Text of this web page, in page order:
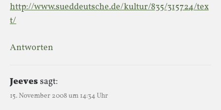
http://www.sueddeutsche.de/kultur/835/315724/tex
t/
Antworten
Jeevessagt:
15. November 2008 um 14:34 Uhr